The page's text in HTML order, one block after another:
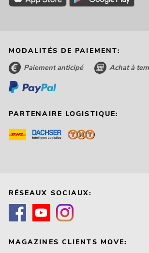
MODALITÉS DE PAIEMENT:
Paiement anticipé Achat à
PARTENAIRE LOGISTIQUE:
RÉSEAUX SOCIAUX:
MAGAZINES CLIENTS MOVE: